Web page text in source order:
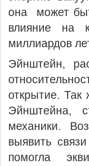
она может
влияние на
миллиардов
Эйнштейн,
открытие.
Эйнштейна,
механики.
выявить
помогла